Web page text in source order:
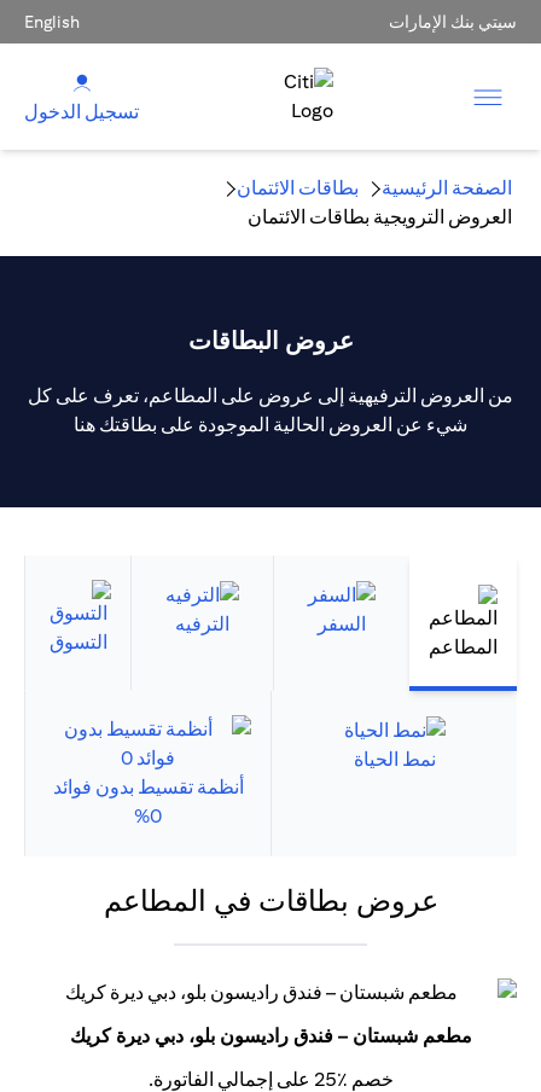
سيتي بنك الإمارات English
تسجيل الدخول
الصفحة الرئيسية
بطاقات الائتمان
العروض الترويجية بطاقات الائتمان
عروض البطاقات
من العروض الترفيهية إلى عروض على المطاعم، تعرف على كل
شيء عن العروض الحالية الموجودة على بطاقتك هنا
المطاعم
السفر الترفيه
التسوق
نمط الحياة
أنظمة تقسيط بدون فوائد
0%
عروض بطاقات في المطاعم
مطعم شبستان – فندق راديسون بلو، دبي ديرة كريك
خصم ٪25 على إجمالي الفاتورة.